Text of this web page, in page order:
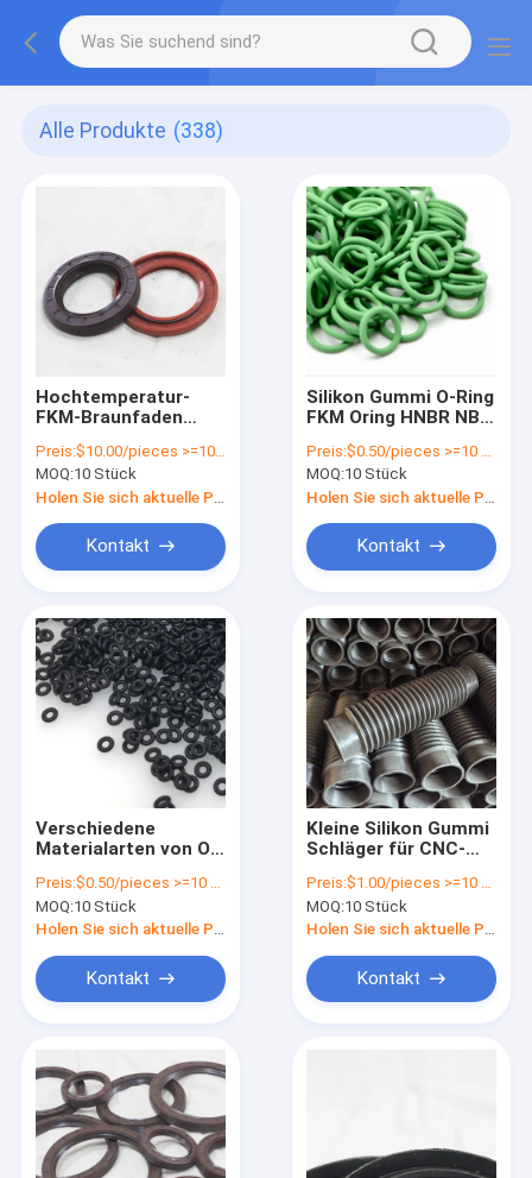
Alle Produkte (338)
Hochtemperatur-
FKM-Braunfaden
Rotationsöldicht für
alle Industriezweige
Preis:$10.00/pieces >=10 pieces
MOQ:10 Stück
Kontakt
Silikon Gummi O-Ring
FKM Oring HNBR NBR
Dichtung O-Ring für
alle Branchen in
schwarz
Preis:$0.50/pieces >=10 pieces
MOQ:10 Stück
Kontakt
Verschiedene
Materialarten von O-
alle Industriezweige
aus Silikonkautschuk
Preis:$0.50/pieces >=10 pieces
MOQ:10 Stück
Kontakt
Kleine Silikon Gummi
Schläger für CNC-
ist in Ordnung und
Verpackungslösungen
Preis:$1.00/pieces >=10 pieces
MOQ:10 Stück
Kontakt